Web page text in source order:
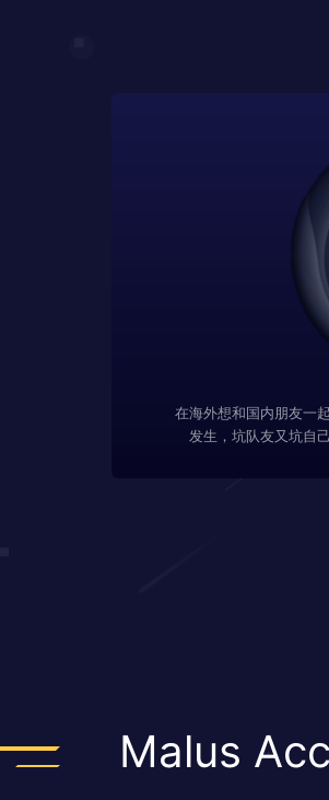
在海外想和国内朋友一
发生，坑队友又坑自
Malus